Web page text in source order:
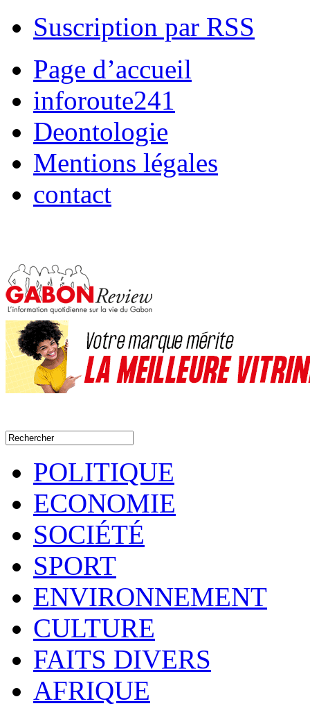
Suscription par RSS
Page d’accueil
inforoute241
Deontologie
Mentions légales
contact
POLITIQUE
ECONOMIE
SOCIÉTÉ
SPORT
ENVIRONNEMENT
CULTURE
FAITS DIVERS
AFRIQUE